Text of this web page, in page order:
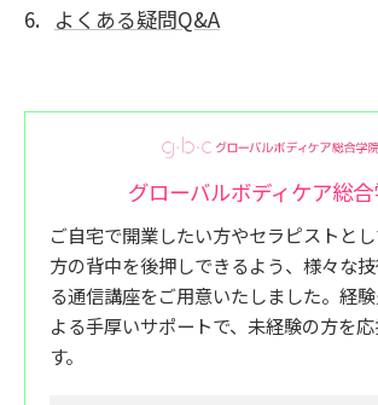
よくある疑問Q&A
グローバルボディケア総
ご自宅で開業したい方やセラピストと
方の背中を後押しできるよう、様々な
る通信講座をご用意いたしました。経
よる手厚いサポートで、未経験の方を
す。